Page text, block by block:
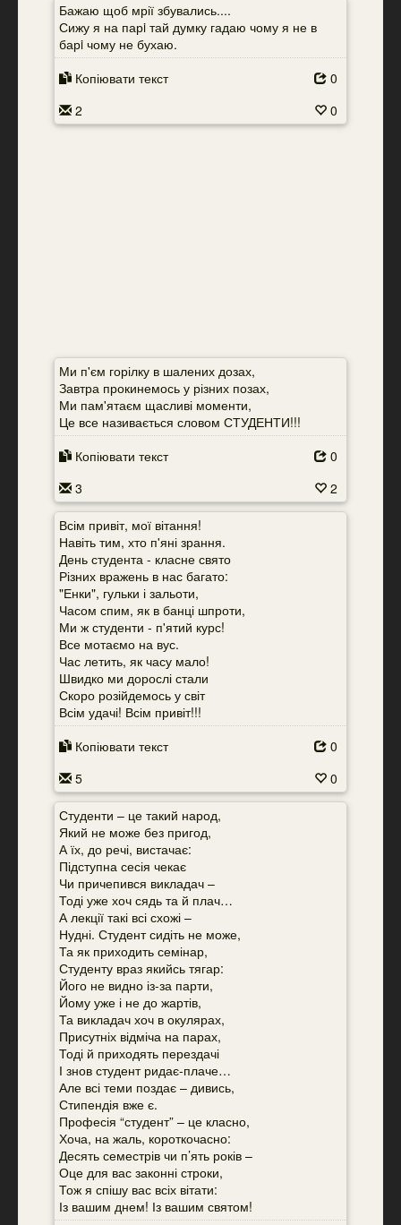
Бажаю щоб мрії збувались....
Сижу я на парi тай думку гадаю чому я не в
барi чому не бухаю.
Копіювати текст
0
2
0
Ми п'єм горілку в шалених дозах,
Завтра прокинемось у різних позах,
Ми пам'ятаєм щасливі моменти,
Це все називається словом СТУДЕНТИ!!!
Копіювати текст
0
3
2
Всім привіт, мої вітання!
Навіть тим, хто п'яні зрання.
День студента - класне свято
Різних вражень в нас багато:
"Енки", гульки і зальоти,
Часом спим, як в банці шпроти,
Ми ж студенти - п'ятий курс!
Все мотаємо на вус.
Час летить, як часу мало!
Швидко ми дорослі стали
Скоро розійдемось у світ
Всім удачі! Всім привіт!!!
Копіювати текст
0
5
0
Студенти – це такий народ,
Який не може без пригод,
А їх, до речі, вистачає:
Підступна сесія чекає
Чи причепився викладач –
Тоді уже хоч сядь та й плач…
А лекції такі всі схожі –
Нудні. Студент сидіть не може,
Та як приходить семінар,
Студенту враз якийсь тягар:
Його не видно із-за парти,
Йому уже і не до жартів,
Та викладач хоч в окулярах,
Присутніх відміча на парах,
Тоді й приходять перездачі
І знов студент ридає-плаче…
Але всі теми поздає – дивись,
Стипендія вже є.
Професія “студент” – це класно,
Хоча, на жаль, короткочасно:
Десять семестрів чи п’ять років –
Оце для вас законні строки,
Тож я спішу вас всіх вітати:
Із вашим днем! Із вашим святом!